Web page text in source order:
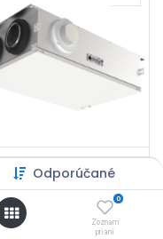
Odporúčané
0
Zoznam
prianí
Flexit Nordic CL4 RER
4 565,81€